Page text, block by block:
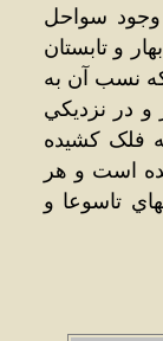
وجود سواحل
و تابستان
نسب آن به
و در نزديکي
فلک کشيده
است و هر
تاسوعا و